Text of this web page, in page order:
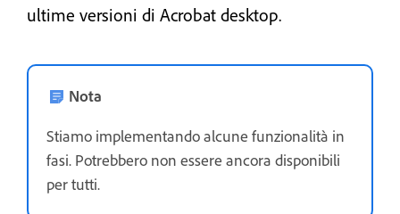
ultime versioni di Acrobat desktop.
Nota
Stiamo implementando alcune funzionalità in
fasi. Potrebbero non essere ancora disponibili
per tutti.